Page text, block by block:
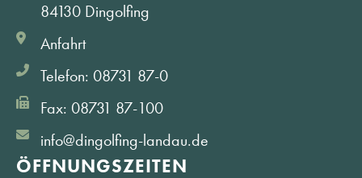
84130 Dingolfing
Anfahrt
Telefon: 08731 87-0
Fax: 08731 87-100
info@dingolfing-landau.de
ÖFFNUNGS­ZEITEN